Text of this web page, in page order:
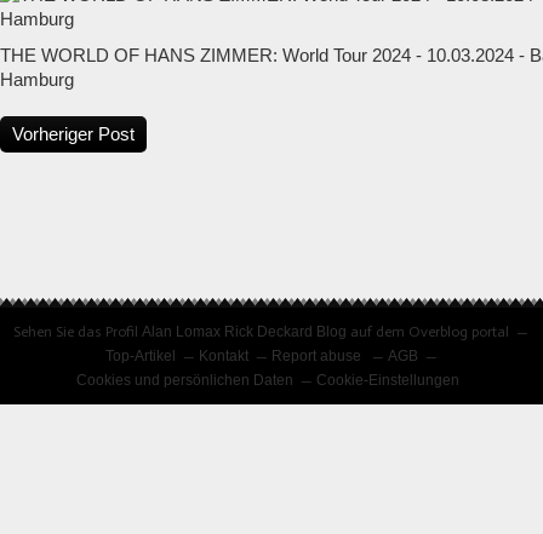
THE WORLD OF HANS ZIMMER: World Tour 2024 - 10.03.2024 -
Hamburg
Vorheriger Post
Sehen Sie das ProfilAlan Lomax Rick Deckard Blog auf dem Overblog portal
Top-Artikel
Kontakt Report abuse
AGB
Cookies und persönlichen Daten
Cookie-Einstellungen